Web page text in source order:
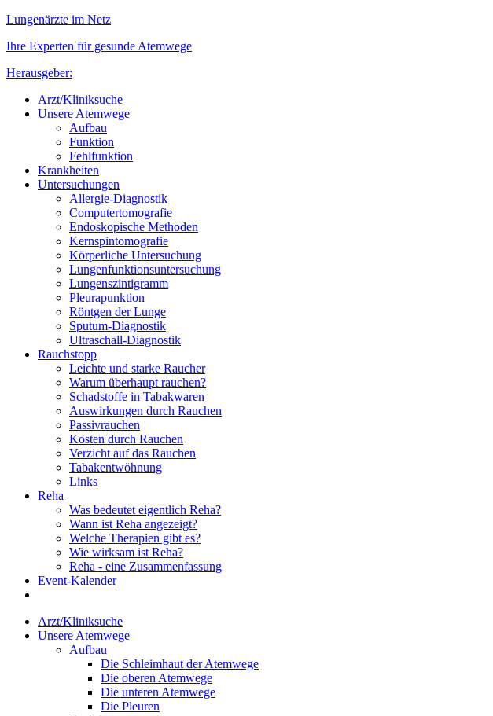
Lungenärzte im Netz
Ihre Experten für gesunde Atemwege
Herausgeber:
Arzt/Kliniksuche
Unsere Atemwege
Aufbau
Funktion
Fehlfunktion
Krankheiten
Untersuchungen
Allergie-Diagnostik
Computertomografie
Endoskopische Methoden
Kernspintomografie
Körperliche Untersuchung
Lungenfunktionsuntersuchung
Lungenszintigramm
Pleurapunktion
Röntgen der Lunge
Sputum-Diagnostik
Ultraschall-Diagnostik
Rauchstopp
Leichte und starke Raucher
Warum überhaupt rauchen?
Schadstoffe in Tabakwaren
Auswirkungen durch Rauchen
Passivrauchen
Kosten durch Rauchen
Verzicht auf das Rauchen
Tabakentwöhnung
Links
Reha
Was bedeutet eigentlich Reha?
Wann ist Reha angezeigt?
Welche Therapien gibt es?
Wie wirksam ist Reha?
Reha - eine Zusammenfassung
Event-Kalender
Arzt/Kliniksuche
Unsere Atemwege
Aufbau
Die Schleimhaut der Atemwege
Die oberen Atemwege
Die unteren Atemwege
Die Pleuren